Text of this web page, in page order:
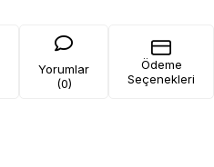
Yorumlar
(0)
Ödeme
Seçenekleri